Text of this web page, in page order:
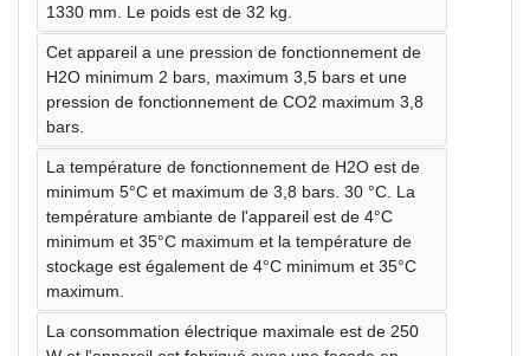
1330 mm. Le poids est de 32 kg.
Cet appareil a une pression de fonctionnement de
H2O minimum 2 bars, maximum 3,5 bars et une
pression de fonctionnement de CO2 maximum 3,8
bars.
La température de fonctionnement de H2O est de
minimum 5°C et maximum de 3,8 bars. 30 °C. La
température ambiante de l'appareil est de 4°C
minimum et 35°C maximum et la température de
stockage est également de 4°C minimum et 35°C
maximum.
La consommation électrique maximale est de 250